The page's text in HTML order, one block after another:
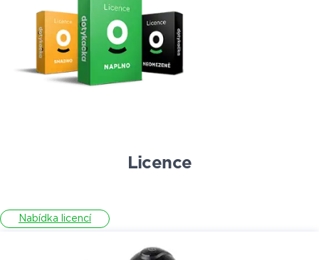
Licence
Nabídka licencí